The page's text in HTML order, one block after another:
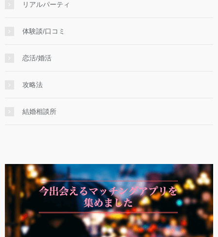
リアルパーティ
体験談/口コミ
恋活/婚活
攻略法
結婚相談所